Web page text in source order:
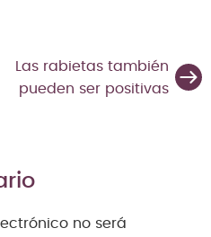
Las rabietas también
pueden ser positivas
no será